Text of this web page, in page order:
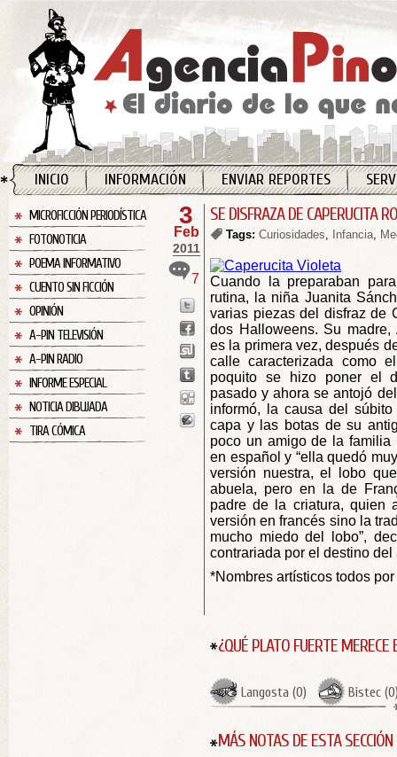
INICIO INFORMACIÓN ENVIAR REPORTES
MICROFICCIÓN PERIODÍSTICA
FOTONOTICIA
POEMA INFORMATIVO
CUENTO SIN FICCIÓN
OPINIÓN
A-PIN TELEVISIÓN
A-PIN RADIO
INFORME ESPECIAL
NOTICIA DIBUJADA
TIRA CÓMICA
3
Feb
2011
7
SE DISFRAZA DE CAPERUCITA
Tags: Curiosidades, Infancia,
Cuando la preparaban
rutina, la niña Juanita
varias piezas del disfraz de
dos Halloweens. Su
es la primera vez, después
calle caracterizada como
poquito se hizo poner el
pasado y ahora se antojó
informó, la causa del
capa y las botas de su
poco un amigo de la
en español y “ella quedó
versión nuestra, el lobo
abuela, pero en la de
padre de la criatura, quien
versión en francés sino la
mucho miedo del lobo”,
contrariada por el destino
*Nombres artísticos todos
¿QUÉ PLATO FUERTE MERECE
Langosta (0) Bistec (0
MÁS NOTAS DE ESTA SECCIÓN